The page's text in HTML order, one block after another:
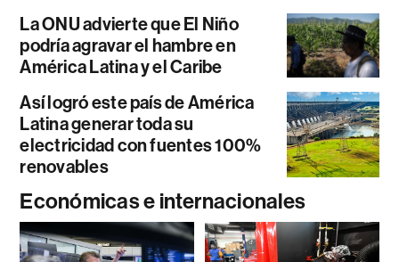
La ONU advierte que El Niño
podría agravar el hambre en
América Latina y el Caribe
Así logró este país de América
Latina generar toda su
electricidad con fuentes 100%
renovables
Económicas e internacionales